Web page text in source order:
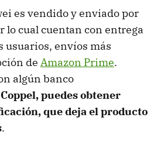
es vendido y enviado por
lo cual cuentan con entrega
usuarios, envíos más
de Amazon Prime.
algún banco
puedes obtener
que deja el producto
.